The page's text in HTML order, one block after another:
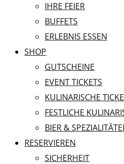
IHRE FEIER
BUFFETS
ERLEBNIS ESSEN
SHOP
GUTSCHEINE
EVENT TICKETS
KULINARISCHE
FESTLICHE
BIER &
RESERVIEREN
SICHERHEIT